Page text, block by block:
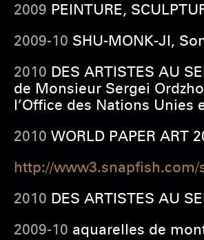
2009 PEINTURE,
2009-10 SHU-MONK-JI,
2010 DES ARTISTES AU
de Monsieur Sergei
l’Office des Nations
2010 WORLD PAPER ART
http://www3.snapfish.com/
2010 DES ARTISTES AU
2009-10 aquarelles de